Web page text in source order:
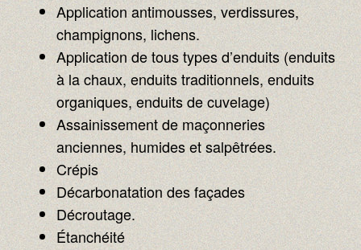
Application antimousses, verdissures,
champignons, lichens.
Application de tous types d’enduits (enduits
à la chaux, enduits traditionnels, enduits
organiques, enduits de cuvelage)
Assainissement de maçonneries
anciennes, humides et salpêtrées.
Crépis
Décarbonatation des façades
Décroutage.
Étanchéité